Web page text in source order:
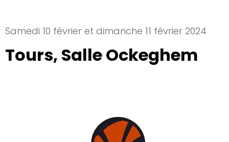
Samedi 10 février et dimanche 11 février 2024
Tours, Salle Ockeghem